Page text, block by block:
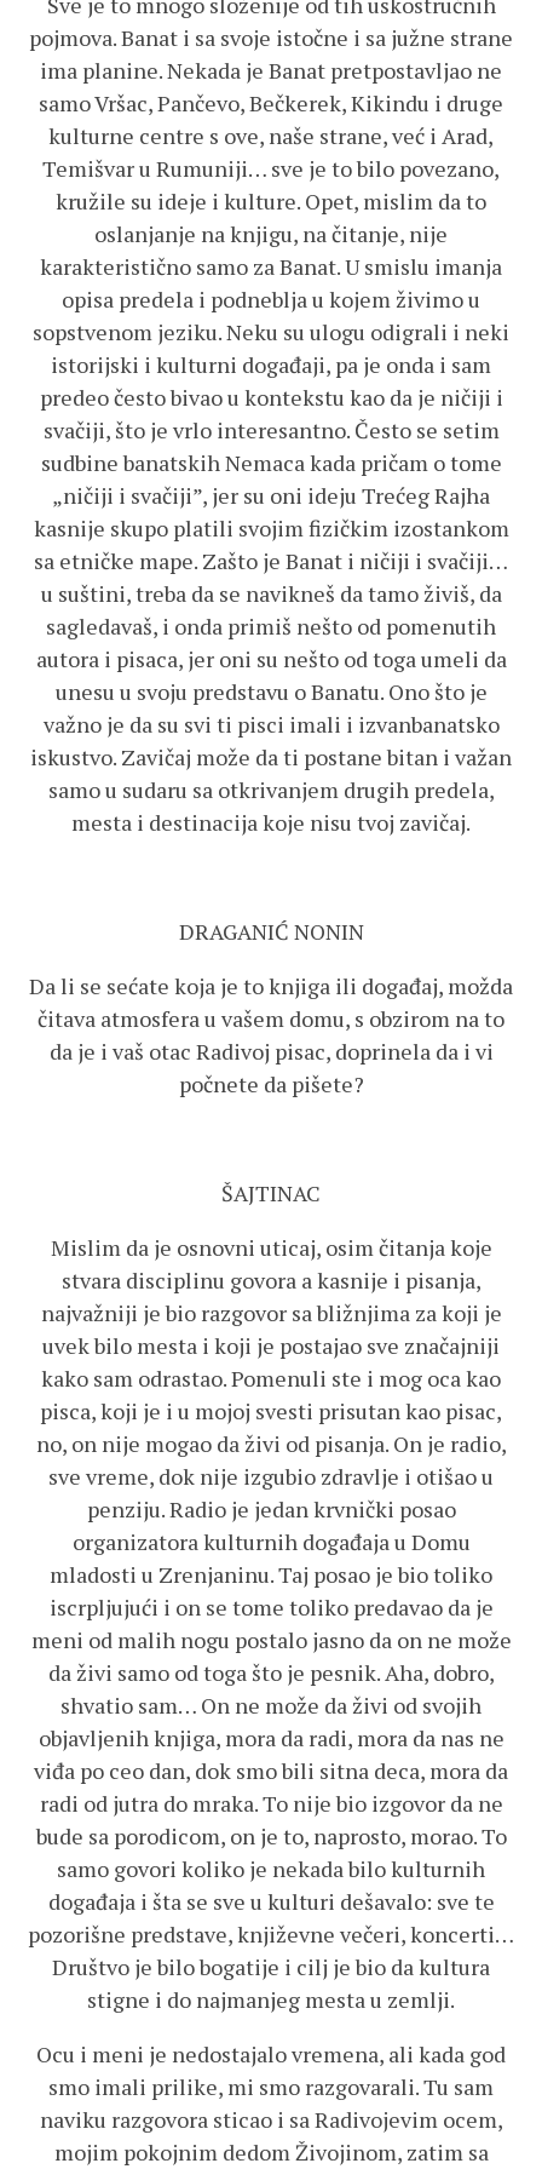
pojmova. Banat i sa svoje istočne i sa južne strane
ima planine. Nekada je Banat pretpostavljao ne
samo Vršac, Pančevo, Bečkerek, Kikindu i druge
kulturne centre s ove, naše strane, već i Arad,
Temišvar u Rumuniji… sve je to bilo povezano,
kružile su ideje i kulture. Opet, mislim da to
oslanjanje na knjigu, na čitanje, nije
karakteristično samo za Banat. U smislu imanja
opisa predela i podneblja u kojem živimo u
sopstvenom jeziku. Neku su ulogu odigrali i neki
istorijski i kulturni događaji, pa je onda i sam
predeo često bivao u kontekstu kao da je ničiji i
svačiji, što je vrlo interesantno. Često se setim
sudbine banatskih Nemaca kada pričam o tome
„ničiji i svačiji”, jer su oni ideju Trećeg Rajha
kasnije skupo platili svojim fizičkim izostankom
sa etničke mape. Zašto je Banat i ničiji i svačiji…
u suštini, treba da se navikneš da tamo živiš, da
sagledavaš, i onda primiš nešto od pomenutih
autora i pisaca, jer oni su nešto od toga umeli da
unesu u svoju predstavu o Banatu. Ono što je
važno je da su svi ti pisci imali i izvanbanatsko
iskustvo. Zavičaj može da ti postane bitan i važan
samo u sudaru sa otkrivanjem drugih predela,
mesta i destinacija koje nisu tvoj zavičaj.
DRAGANIĆ NONIN
Da li se sećate koja je to knjiga ili događaj, možda
čitava atmosfera u vašem domu, s obzirom na to
da je i vaš otac Radivoj pisac, doprinela da i vi
počnete da pišete?
ŠAJTINAC
Mislim da je osnovni uticaj, osim čitanja koje
stvara disciplinu govora a kasnije i pisanja,
najvažniji je bio razgovor sa bližnjima za koji je
uvek bilo mesta i koji je postajao sve značajniji
kako sam odrastao. Pomenuli ste i mog oca kao
pisca, koji je i u mojoj svesti prisutan kao pisac,
no, on nije mogao da živi od pisanja. On je radio,
sve vreme, dok nije izgubio zdravlje i otišao u
penziju. Radio je jedan krvnički posao
organizatora kulturnih događaja u Domu
mladosti u Zrenjaninu. Taj posao je bio toliko
iscrpljujući i on se tome toliko predavao da je
meni od malih nogu postalo jasno da on ne može
da živi samo od toga što je pesnik. Aha, dobro,
shvatio sam… On ne može da živi od svojih
objavljenih knjiga, mora da radi, mora da nas ne
viđa po ceo dan, dok smo bili sitna deca, mora da
radi od jutra do mraka. To nije bio izgovor da ne
bude sa porodicom, on je to, naprosto, morao. To
samo govori koliko je nekada bilo kulturnih
događaja i šta se sve u kulturi dešavalo: sve te
pozorišne predstave, književne večeri, koncerti…
Društvo je bilo bogatije i cilj je bio da kultura
stigne i do najmanjeg mesta u zemlji.
Ocu i meni je nedostajalo vremena, ali kada god
smo imali prilike, mi smo razgovarali. Tu sam
naviku razgovora sticao i sa Radivojevim ocem,
mojim pokojnim dedom Živojinom, zatim sa